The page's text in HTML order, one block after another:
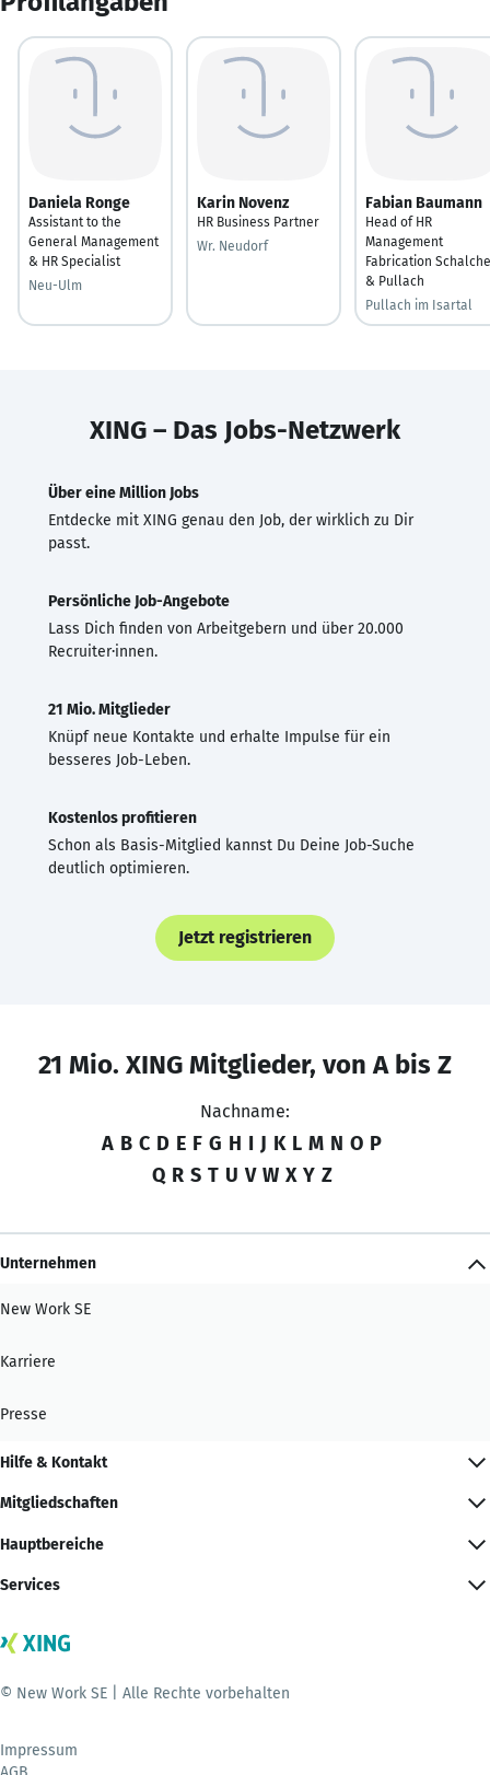
Daniela Ronge
Assistant to the
General Management
& HR Specialist
Neu-Ulm
Karin Novenz
HR Business Partner
Wr. Neudorf
Fabian Baumann
Head of HR
Management
Fabrication
& Pullach
Pullach im Isartal
XING – Das Jobs-Netzwerk
Über eine Million Jobs
Entdecke mit XING genau den Job, der wirklich zu Dir
passt.
Persönliche Job-Angebote
Lass Dich finden von Arbeitgebern und über 20.000
Recruiter·innen.
21 Mio. Mitglieder
Knüpf neue Kontakte und erhalte Impulse für ein
besseres Job-Leben.
Kostenlos profitieren
Schon als Basis-Mitglied kannst Du Deine Job-Suche
deutlich optimieren.
Jetzt registrieren
21 Mio. XING Mitglieder, von A bis Z
Nachname:
A B C D E F G H I J K L M N O P
Q R S T U V W X Y Z
Unternehmen
New Work SE
Karriere
Presse
Hilfe & Kontakt
Mitgliedschaften
Hauptbereiche
Services
© New Work SE | Alle Rechte vorbehalten
Impressum